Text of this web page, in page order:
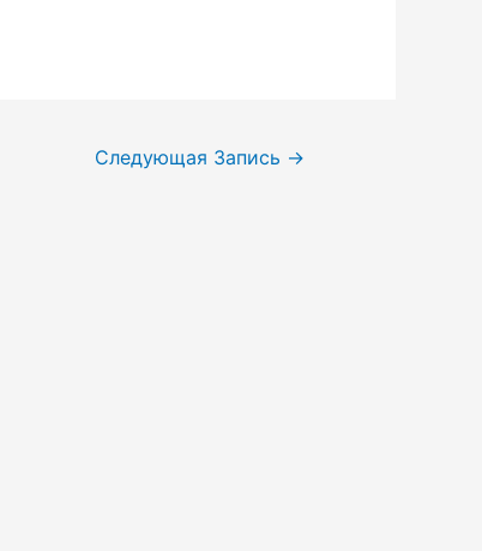
Следующая Запись →